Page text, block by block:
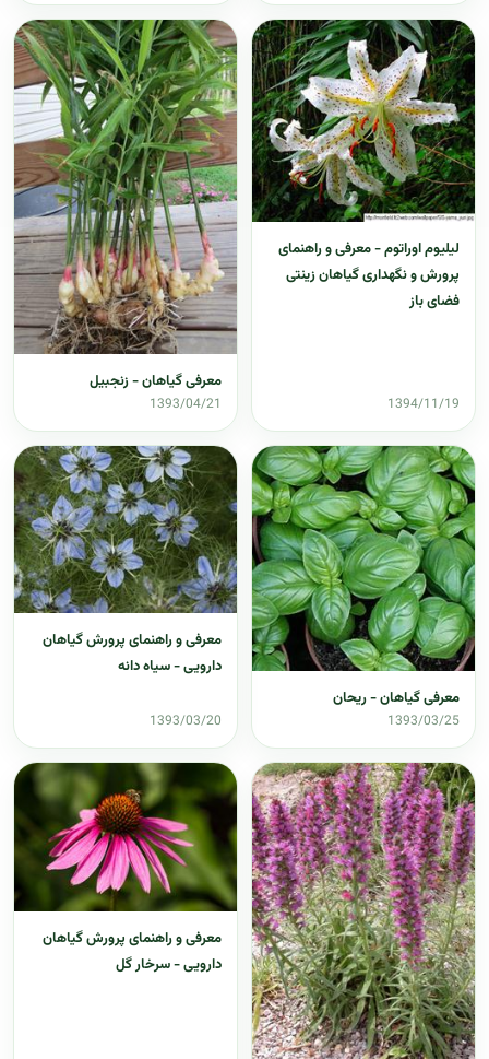
لیلیوم اوراتوم - معرفی و راهنمای
پرورش و نگهداری گیاهان زینتی
فضای باز
1394/11/19
معرفی گیاهان - زنجبیل
1393/04/21
معرفی گیاهان - ریحان
1393/03/25
معرفی و راهنمای پرورش گیاهان
دارویی - سیاه دانه
1393/03/20
معرفی و راهنمای پرورش گیاهان
دارویی - سرخار گل